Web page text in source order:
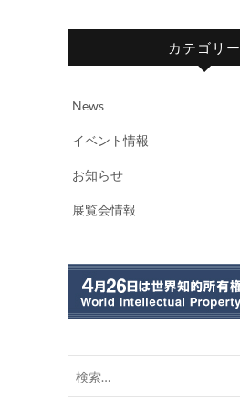
カテゴリー
News
イベント情報
お知らせ
展覧会情報